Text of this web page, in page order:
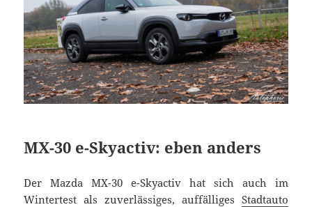
MX-30 e-Skyactiv: eben anders
Der Mazda MX-30 e-Skyactiv hat sich auch im
Wintertest als zuverlässiges, auffälliges Stadtauto